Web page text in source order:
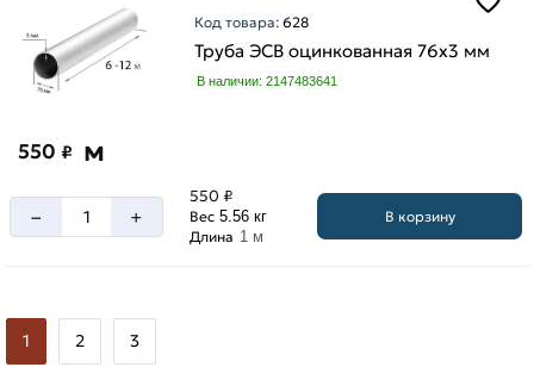
Код товара:628
Труба ЭСВ оцинкованная 76х3 мм
В наличии: 2147483641
550 ₽ м
– +
550 ₽
Вес 5.56 кг
Длина 1 м
В корзину
1 2 3